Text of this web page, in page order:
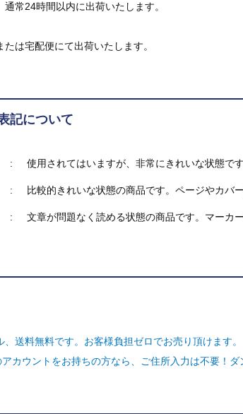
通常24時間以内に出荷いたします。
たは宅配便にて出荷いたします。
記について
使用されてはいますが、非常にきれいな状態で
比較的きれいな状態の商品です。ページやカバ
文章が問題なく読める状態の商品です。マーカ
、送料無料です。お客様負担ゼロでお売り頂けます。
カウントをお持ちの方なら、ご住所入力は不要！ダ